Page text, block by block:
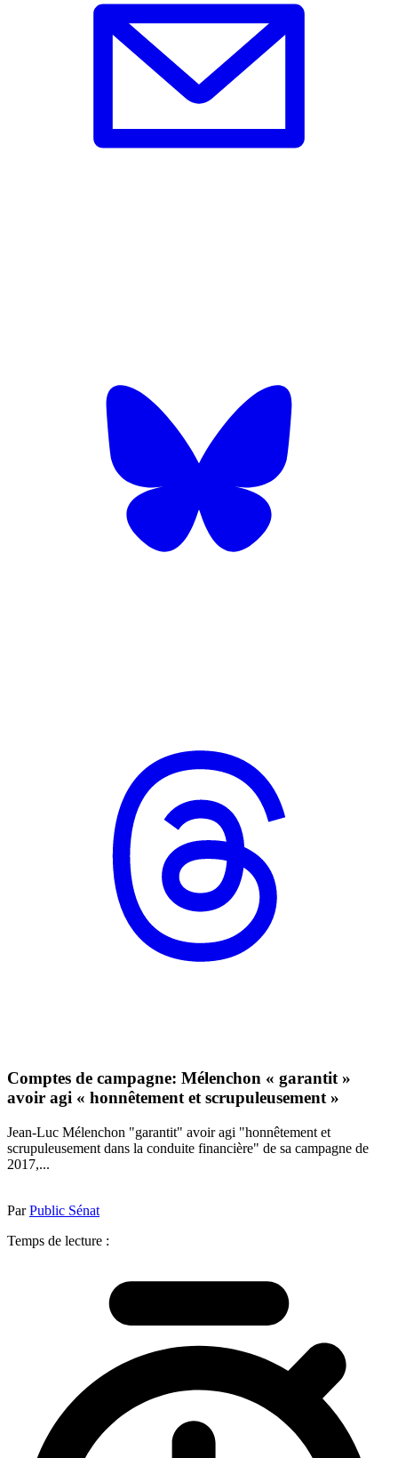
Comptes de campagne: Mélenchon « garantit »
avoir agi « honnêtement et scrupuleusement »
Jean-Luc Mélenchon "garantit" avoir agi "honnêtement et
scrupuleusement dans la conduite financière" de sa campagne de
2017,...
ParPublic Sénat
Temps de lecture :